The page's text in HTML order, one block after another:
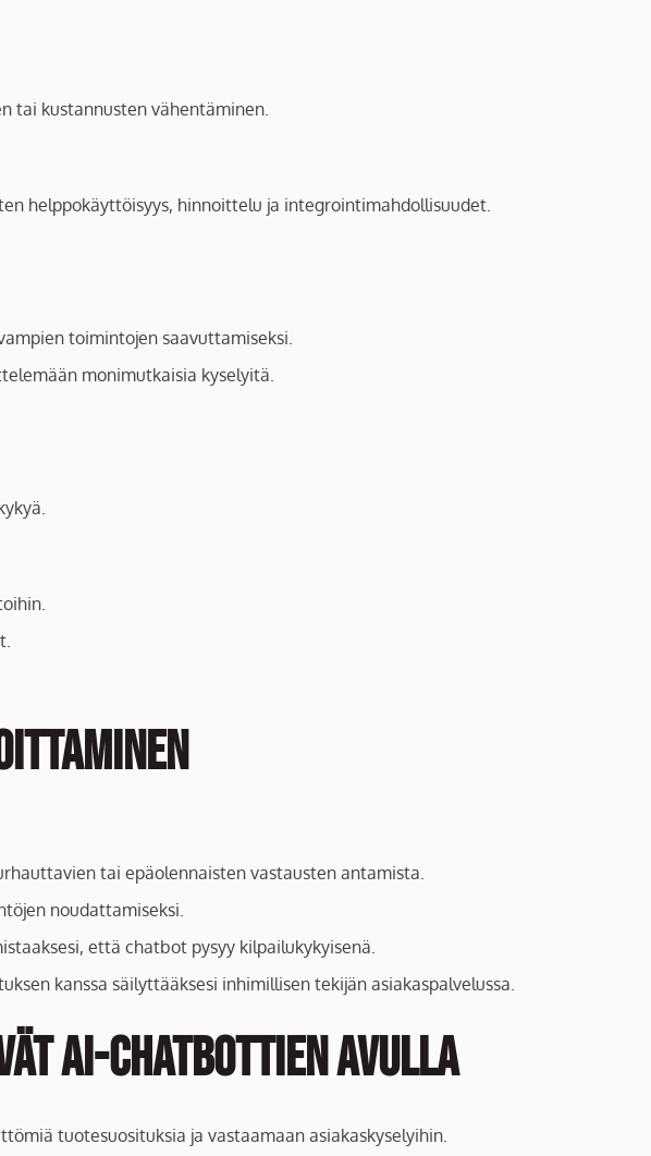
tai kustannusten vähentäminen.
helppokäyttöisyys, hinnoittelu ja integrointimahdollisuudet.
toimintojen saavuttamiseksi.
monimutkaisia kyselyitä.
tai epäolennaisten vastausten antamista.
noudattamiseksi.
että chatbot pysyy kilpailukykyisenä.
kanssa säilyttääksesi inhimillisen tekijän asiakaspalvelussa.
AI-chatbottien avulla
tuotesuosituksia ja vastaamaan asiakaskyselyihin.